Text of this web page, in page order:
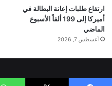
ارتفاع طلبات إعانة البطالة في
أميركا إلى 199 ألفاً الأسبوع
الماضي
أغسطس 7, 2026